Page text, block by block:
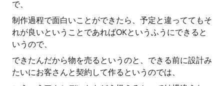
で、
制作過程で面白いことができたら、予定と違っててもそ
れが良いということであればOKというふうにできると
いうので、
できたんだから物を売るというのと、できる前に設計み
たいにお客さんと契約して作るというのでは、